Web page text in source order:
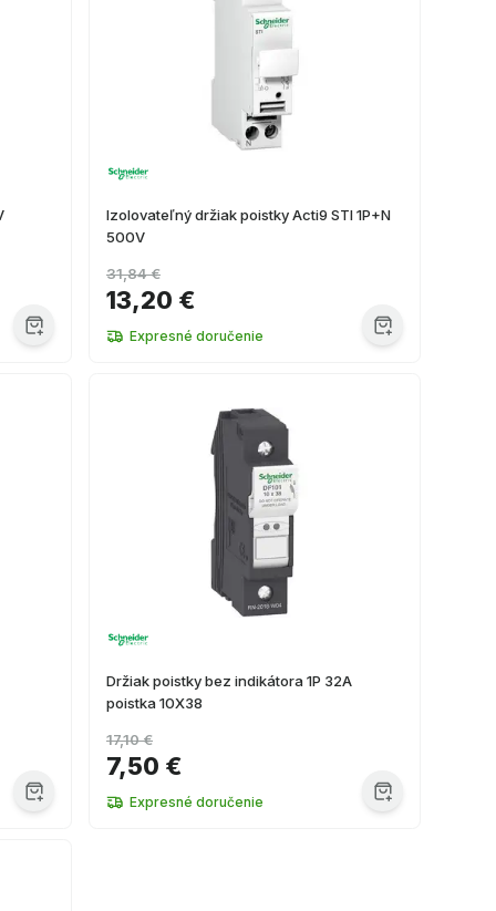
Izolovateľný držiak poistky Acti9 STI 1P+N
500V
13,20 €
31,84 €
Expresné doručenie
Držiak poistky bez indikátora 1P 32A
poistka 10X38
7,50 €
17,10 €
Expresné doručenie